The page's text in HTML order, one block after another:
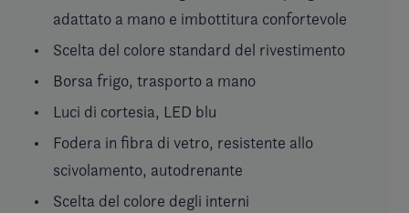
adattato a mano e imbottitura confortevole
Scelta del colore standard del rivestimento
Borsa frigo, trasporto a mano
Luci di cortesia, LED blu
Fodera in fibra di vetro, resistente allo
scivolamento, autodrenante
Scelta del colore degli interni